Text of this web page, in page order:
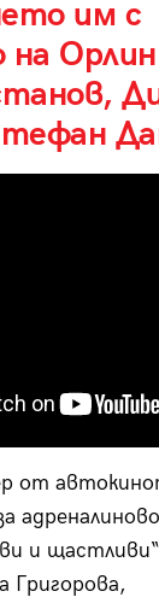
им с
от
и
Григорова,